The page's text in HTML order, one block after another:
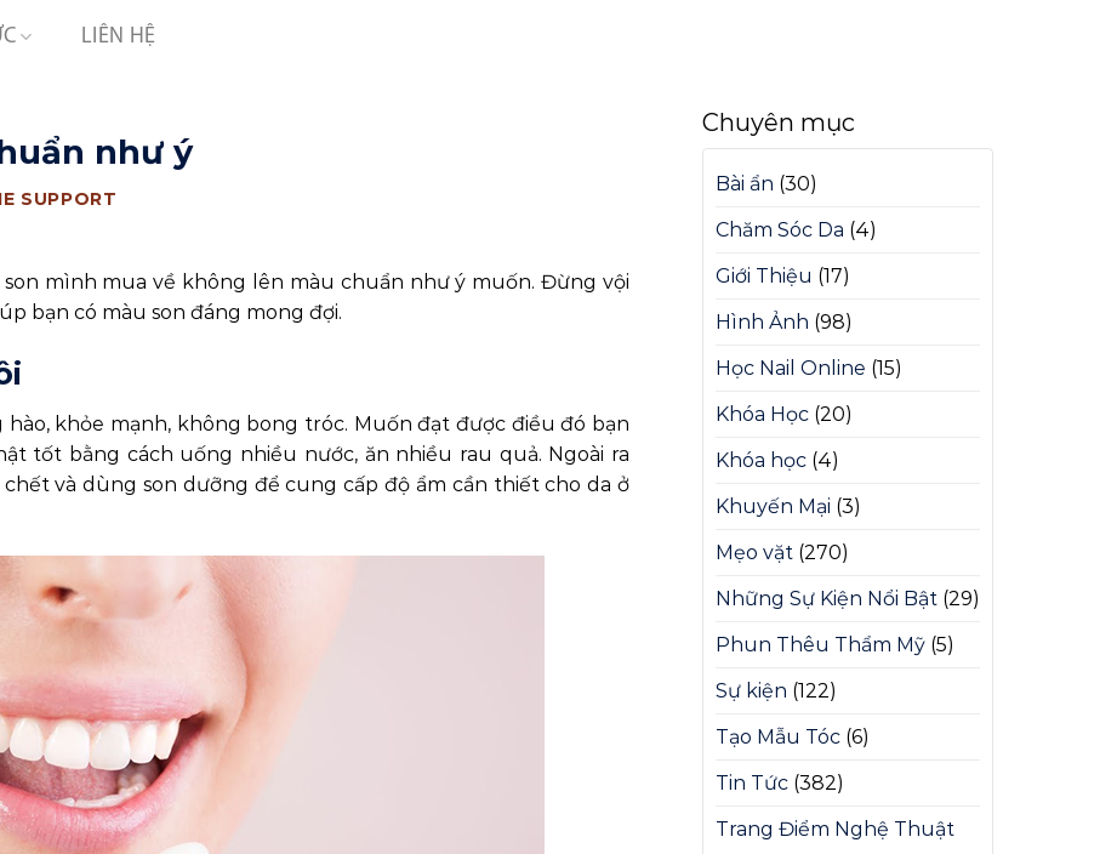
LIÊN HỆ
như ý
SUPPORT
mình mua về không lên màu chuẩn như ý muốn. Đừng vội
bạn có màu son đáng mong đợi.
khỏe mạnh, không bong tróc. Muốn đạt được điều đó bạn
tốt bằng cách uống nhiều nước, ăn nhiều rau quả. Ngoài ra
và dùng son dưỡng để cung cấp độ ẩm cần thiết cho da ở
Chuyên mục
Bài ẩn (30)
Chăm Sóc Da (4)
Giới Thiệu (17)
Hình Ảnh (98)
Học Nail Online (15)
Khóa Học (20)
Khóa học (4)
Khuyến Mại (3)
Mẹo vặt (270)
Những Sự Kiện Nổi Bật (29)
Phun Thêu Thẩm Mỹ (5)
Sự kiện (122)
Tạo Mẫu Tóc (6)
Tin Tức (382)
Trang Điểm Nghệ Thuật